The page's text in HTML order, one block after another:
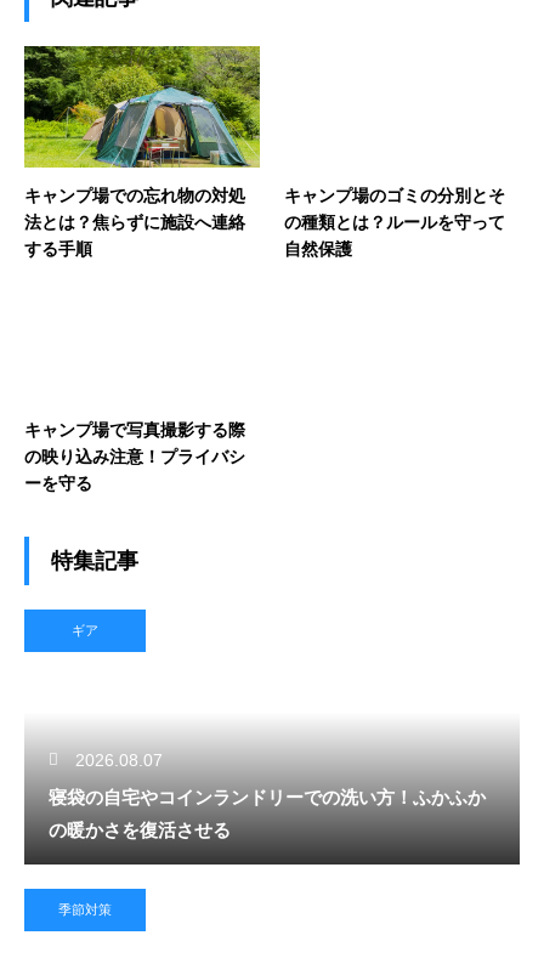
キャンプ場での忘れ物の対処
法とは？焦らずに施設へ連絡
する手順
キャンプ場のゴミの分別とそ
の種類とは？ルールを守って
自然保護
キャンプ場で写真撮影する際
の映り込み注意！プライバシ
ーを守る
特集記事
ギア
2026.08.07
寝袋の自宅やコインランドリーでの洗い方！ふかふか
の暖かさを復活させる
季節対策